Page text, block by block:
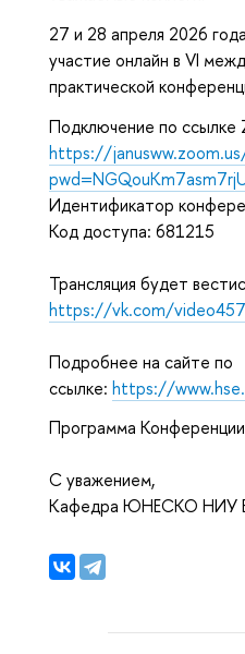
27 и 28 апреля 2026
участие онлайн в VI
практической
Подключение по ссылке
https://
Идентификатор
Код доступа: 681215
Трансляция будет
https://vk.com/
Подробнее на сайте по
ссылке: https://
Программа Конференции
С уважением,
Кафедра ЮНЕСКО НИУ